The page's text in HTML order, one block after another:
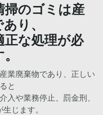
掃のゴミは産
り、
な処理が必
業廃棄物であり、正しい
と
入や業務停止、罰金刑、
じます。